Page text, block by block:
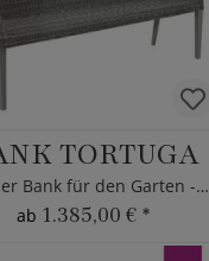
TORTUGA
3-Sitzer Bank für den Garten - MBM
ab 1.385,00 € *